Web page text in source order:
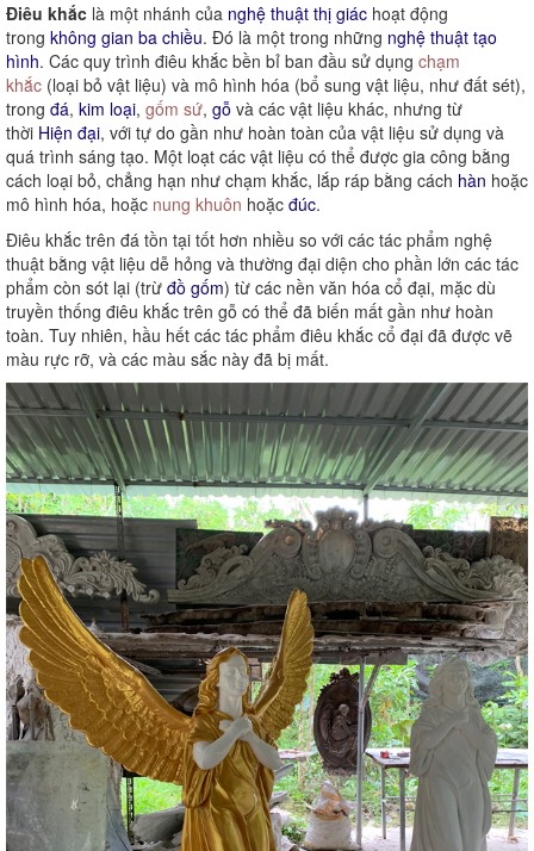
Điêu khắc là một nhánh của nghệ thuật thị giác hoạt động
trong không gian ba chiều. Đó là một trong những nghệ thuật tạo
hình. Các quy trình điêu khắc bền bỉ ban đầu sử dụng chạm
khắc (loại bỏ vật liệu) và mô hình hóa (bổ sung vật liệu, như đất sét),
trong đá, kim loại, gốm sứ, gỗ và các vật liệu khác, nhưng từ
thời Hiện đại, với tự do gần như hoàn toàn của vật liệu sử dụng và
quá trình sáng tạo. Một loạt các vật liệu có thể được gia công bằng
cách loại bỏ, chẳng hạn như chạm khắc, lắp ráp bằng cách hàn hoặc
mô hình hóa, hoặc nung khuôn hoặc đúc.
Điêu khắc trên đá tồn tại tốt hơn nhiều so với các tác phẩm nghệ
thuật bằng vật liệu dễ hỏng và thường đại diện cho phần lớn các tác
phẩm còn sót lại (trừ đồ gốm) từ các nền văn hóa cổ đại, mặc dù
truyền thống điêu khắc trên gỗ có thể đã biến mất gần như hoàn
toàn. Tuy nhiên, hầu hết các tác phẩm điêu khắc cổ đại đã được vẽ
màu rực rỡ, và các màu sắc này đã bị mất.